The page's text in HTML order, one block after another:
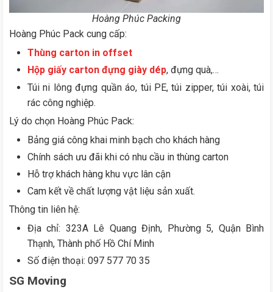
Hoàng Phúc Packing
Hoàng Phúc Pack cung cấp:
Thùng carton in offset
Hộp giấy carton đựng giày dép, đựng quà,…
Túi ni lông đựng quần áo, túi PE, túi zipper, túi xoài, túi
rác công nghiệp.
Lý do chọn Hoàng Phúc Pack:
Bảng giá công khai minh bạch cho khách hàng
Chính sách ưu đãi khi có nhu cầu in thùng carton
Hỗ trợ khách hàng khu vực lân cận
Cam kết về chất lượng vật liệu sản xuất.
Thông tin liên hệ:
Địa chỉ: 323A Lê Quang Định, Phường 5, Quận Bình
Thạnh, Thành phố Hồ Chí Minh
Số điện thoại: 097 577 70 35
SG Moving